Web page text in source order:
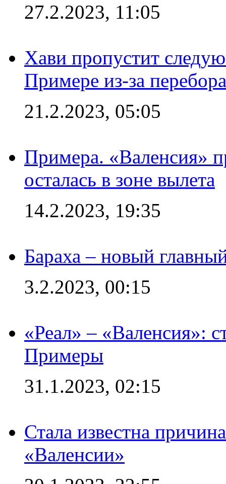
27.2.2023, 11:05
Хави пропустит
Примере из-за
21.2.2023, 05:05
Примера. «Валенсия»
осталась в зоне вылета
14.2.2023, 19:35
Бараха – новый
3.2.2023, 00:15
«Реал» – «Валенсия»:
Примеры
31.1.2023, 02:15
Стала известна
«Валенсии»